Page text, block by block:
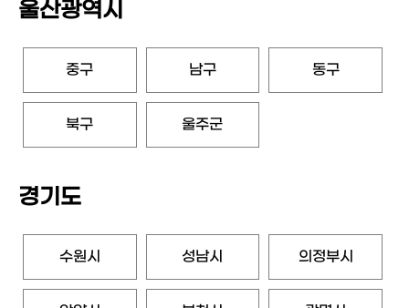
울산광역시
중구 남구 동구
북구 울주군
경기도
수원시 성남시 의정부시